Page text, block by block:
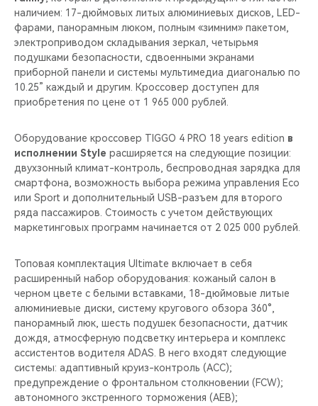
наличием: 17-дюймовых литых алюминиевых дисков, LED-
фарами, панорамным люком, полным «зимним» пакетом,
электроприводом складывания зеркал, четырьмя
подушками безопасности, сдвоенными экранами
приборной панели и системы мультимедиа диагональю по
10.25” каждый и другим. Кроссовер доступен для
приобретения по цене от 1 965 000 рублей.
Оборудование кроссовер TIGGO 4 PRO 18 years edition в
исполнении Style расширяется на следующие позиции:
двухзонный климат-контроль, беспроводная зарядка для
смартфона, возможность выбора режима управления Eco
или Sport и дополнительный USB-разъем для второго
ряда пассажиров. Стоимость с учетом действующих
маркетинговых программ начинается от 2 025 000 рублей.
Топовая комплектация Ultimate включает в себя
расширенный набор оборудования: кожаный салон в
черном цвете с белыми вставками, 18-дюймовые литые
алюминиевые диски, систему кругового обзора 360°,
панорамный люк, шесть подушек безопасности, датчик
дождя, атмосферную подсветку интерьера и комплекс
ассистентов водителя ADAS. В него входят следующие
системы: адаптивный круиз-контроль (ACC);
предупреждение о фронтальном столкновении (FCW);
автономного экстренного торможения (AEB);